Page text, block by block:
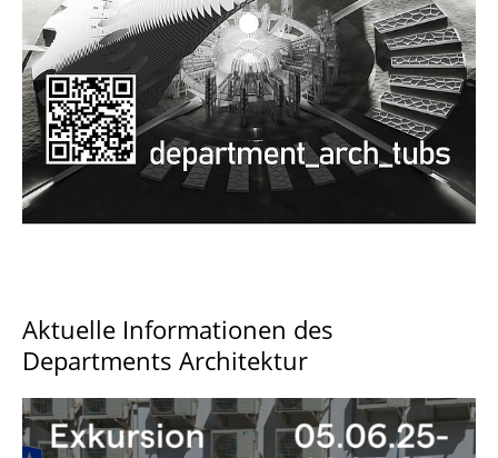
Aktuelle Informationen des
Departments Architektur